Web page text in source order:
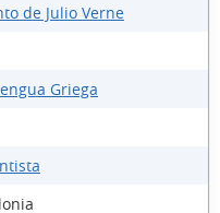
de Julio Verne
Griega